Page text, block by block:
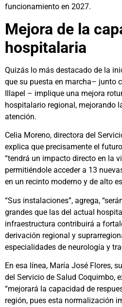
funcionamiento en 2027.
Mejora de la
hospitalaria
Quizás lo más destacado de la
que su puesta en marcha– junto
Illapel – implique una mejora
hospitalario regional, mejorando
atención.
Celia Moreno, directora del
explica que precisamente el
“tendrá un impacto directo en la
permitiéndole acceder a 13
en un recinto moderno y de alto
“Sus instalaciones”, agrega,
grandes que las del actual
infraestructura contribuirá a
derivación regional y
especialidades de neurología y
En esa línea, María José Flores,
del Servicio de Salud Coquimbo,
“mejorará la capacidad de
región, pues esta normalización